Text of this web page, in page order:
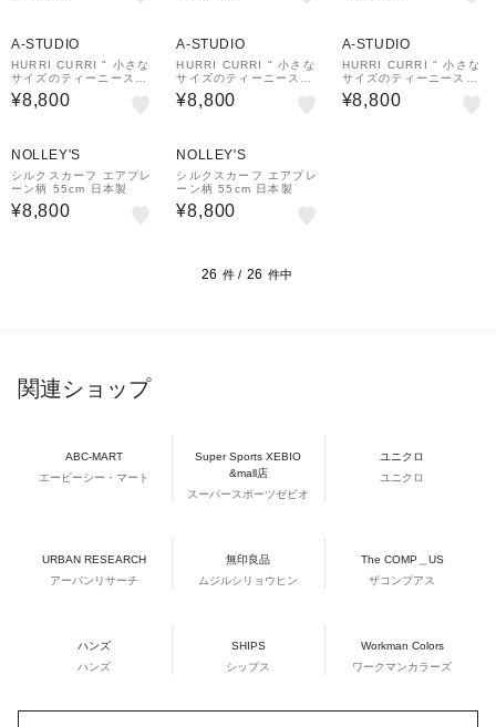
A-STUDIO
HURRI CURRI " 小さな
サイズのティーニースカ
ーフ "
¥8,800
A-STUDIO
HURRI CURRI " 小さな
サイズのティーニースカ
ーフ "
¥8,800
A-STUDIO
HURRI CURRI " 小さな
サイズのティーニースカ
ーフ "
¥8,800
NOLLEY'S
シルクスカーフ エアプレ
ーン柄 55cm 日本製
¥8,800
NOLLEY'S
シルクスカーフ エアプレ
ーン柄 55cm 日本製
¥8,800
26 件 / 26 件中
関連ショップ
ABC-MART
エービーシー・マート
Super Sports XEBIO
&mall店
スーパースポーツゼビオ
ユニクロ
ユニクロ
URBAN RESEARCH
アーバンリサーチ
無印良品
ムジルシリョウヒン
The COMP＿US
ザコンプアス
ハンズ
ハンズ
SHIPS
シップス
Workman Colors
ワークマンカラーズ